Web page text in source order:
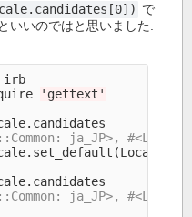
で
いいのではと思いました.
irb
'gettext'
ja_JP>,
(
ja_JP>,